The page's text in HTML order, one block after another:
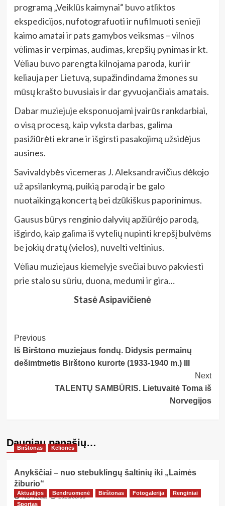
programą „Veiklūs kaimynai“ buvo atliktos
ekspedicijos, nufotografuoti ir nufilmuoti senieji
kaimo amatai ir pats gamybos veiksmas – vilnos
vėlimas ir verpimas, audimas, krepšių pynimas ir kt.
Vėliau buvo parengta kilnojama paroda, kuri ir
keliauja per Lietuvą, supažindindama žmones su
mūsų krašto buvusiais ir dar gyvuojančiais amatais.
Dabar muziejuje eksponuojami įvairūs rankdarbiai,
o visą procesą, kaip vyksta darbas, galima
pasižiūrėti ekrane ir išgirsti pasakojimą užsidėjus
ausines.
Savivaldybės vicemeras J. Aleksandravičius dėkojo
už apsilankymą, puikią parodą ir be galo
nuotaikingą koncertą bei dzūkiškus paporinimus.
Gausus būrys renginio dalyvių apžiūrėjo parodą,
išgirdo, kaip galima iš vytelių nupinti krepšį bulvėms
be jokių dratų (vielos), nuvelti veltinius.
Vėliau muziejaus kiemelyje svečiai buvo pakviesti
prie stalo su sūriu, duona, medumi ir gira…
Stasė Asipavičienė
Post
Navigation
Previous
Iš Birštono muziejaus fondų. Didysis permainų
dešimtmetis Birštono kurorte (1933-1940 m.) III
Next
TALENTŲ SAMBŪRIS. Lietuvaitė Toma iš
Norvegijos
Daugiau panašių…
Birštonas Kelionės
Anykščiai – nuo stebuklingų šaltinių iki „Laimės
žiburio“
NG Media 2026/08/06
Aktualijos Bendruomenė Birštonas Fotogalerija
Renginiai
Sportas